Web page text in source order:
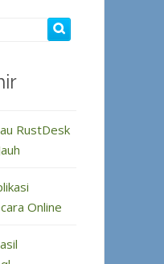
RustDesk
Online